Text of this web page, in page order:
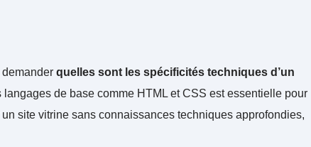
quelles sont les spécificités techniques d’un
de base comme HTML et CSS est essentielle pour
site vitrine sans connaissances techniques approfondies,